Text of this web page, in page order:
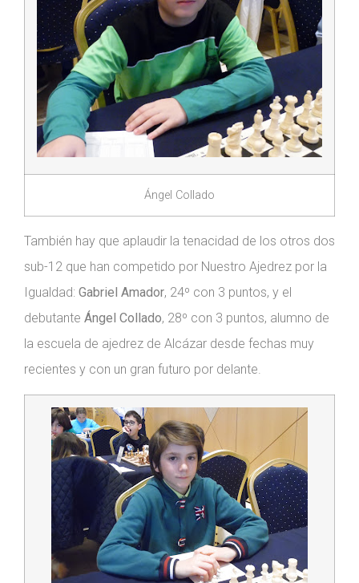
Ángel Collado
También hay que aplaudir la tenacidad de los otros dos
sub-12 que han competido por Nuestro Ajedrez por la
Igualdad: Gabriel Amador, 24º con 3 puntos, y el
debutante Ángel Collado, 28º con 3 puntos, alumno de
la escuela de ajedrez de Alcázar desde fechas muy
recientes y con un gran futuro por delante.